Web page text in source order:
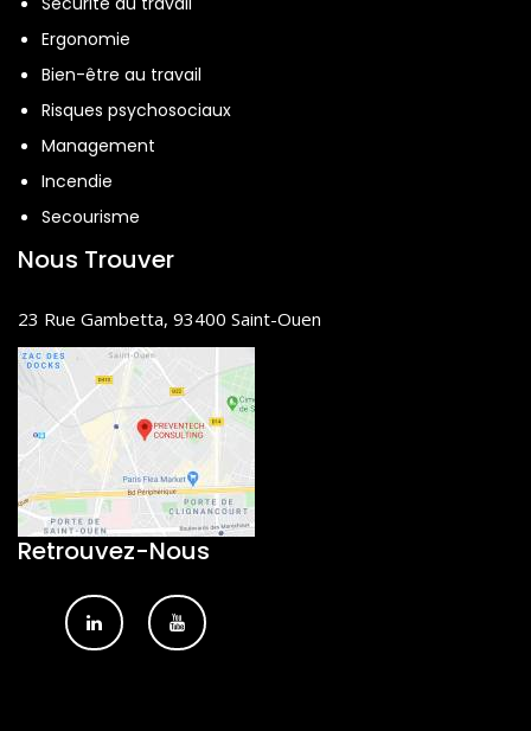
Ergonomie
Bien-être au travail
Risques psychosociaux
Management
Incendie
Secourisme
Nous Trouver
23 Rue Gambetta, 93400 Saint-Ouen
Retrouvez-Nous